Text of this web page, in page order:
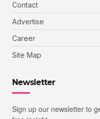
Contact
Advertise
Career
Site Map
Newsletter
Sign up our newsletter to